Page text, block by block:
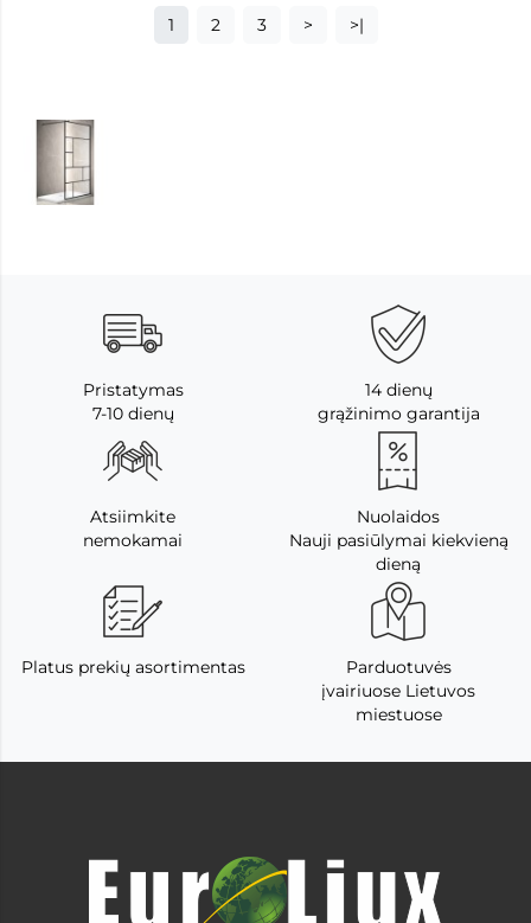
1 2 3 > >|
Pristatymas
7-10 dienų
14 dienų
grąžinimo garantija
Atsiimkite
nemokamai
Nuolaidos
Nauji pasiūlymai kiekvieną
dieną
Platus prekių asortimentas
Parduotuvės
įvairiuose Lietuvos
miestuose